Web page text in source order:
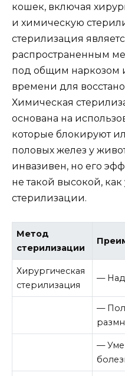
кошек, включая
и химическую
стерилизация
распространенным
под общим наркозом
времени для
Химическая
основана на
которые блокируют
половых желез у
инвазивен, но его
не такой высокой,
стерилизации.
Метод
стерилизации
Хирургическая
стерилизация
—
—
—